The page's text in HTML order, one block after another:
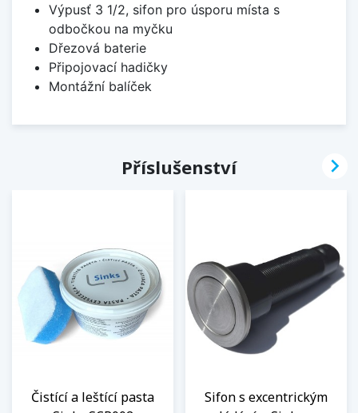
Výpusť 3 1/2, sifon pro úsporu místa s
odbočkou na myčku
Dřezová baterie
Připojovací hadičky
Montážní balíček
Příslušenství
Čistící a leštící pasta
Sifon s excentrickým
